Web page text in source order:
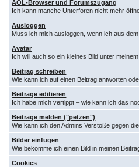
AOL-Browser und Forumszugang
Ich kann manche Unterforen nicht mehr
Ausloggen
Muss ich mich ausloggen, wenn ich aus
Avatar
Ich will auch so ein kleines Bild unter
Beitrag schreiben
Wie kann ich auf einen Beitrag antworten
Beiträge editieren
Ich habe mich vertippt – wie kann ich das
Beiträge melden ("petzen")
Wie kann ich den Admins Verstöße gegen
Bilder einfügen
Wie bekomme ich einen Bild in meinen
Cookies